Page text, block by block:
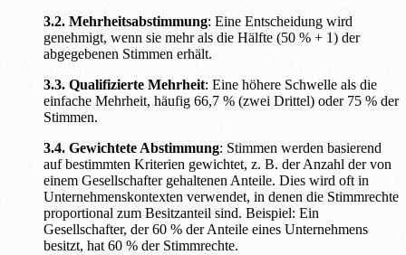
3.2. Mehrheitsabstimmung: Eine Entscheidung wird
genehmigt, wenn sie mehr als die Hälfte (50 % + 1) der
abgegebenen Stimmen erhält.
3.3. Qualifizierte Mehrheit: Eine höhere Schwelle als die
einfache Mehrheit, häufig 66,7 % (zwei Drittel) oder 75 % der
Stimmen.
3.4. Gewichtete Abstimmung: Stimmen werden basierend
auf bestimmten Kriterien gewichtet, z. B. der Anzahl der von
einem Gesellschafter gehaltenen Anteile. Dies wird oft in
Unternehmenskontexten verwendet, in denen die Stimmrechte
proportional zum Besitzanteil sind. Beispiel: Ein
Gesellschafter, der 60 % der Anteile eines Unternehmens
besitzt, hat 60 % der Stimmrechte.